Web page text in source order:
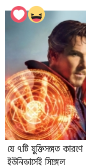
যে ৭টি যুক্তিসঙ্গত
ইউনিভার্সেই সিঙ্গেল